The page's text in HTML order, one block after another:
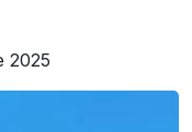
2025